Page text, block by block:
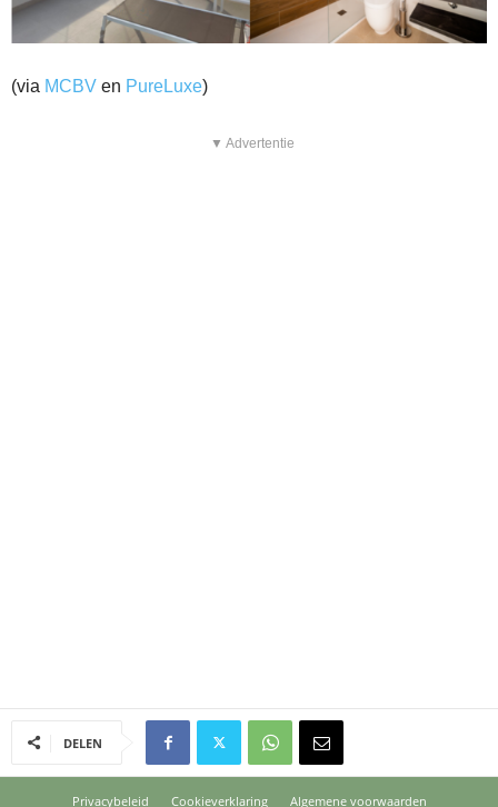
(via MCBV en PureLuxe)
▼ Advertentie
DELEN
Privacybeleid Cookieverklaring Algemene voorwaarden